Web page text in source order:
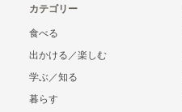
カテゴリー
食べる
出かける／楽しむ
学ぶ／知る
暮らす